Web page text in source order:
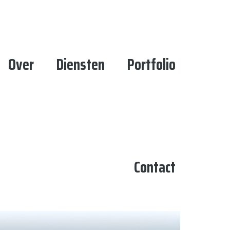
Over Diensten Portfolio
Contact